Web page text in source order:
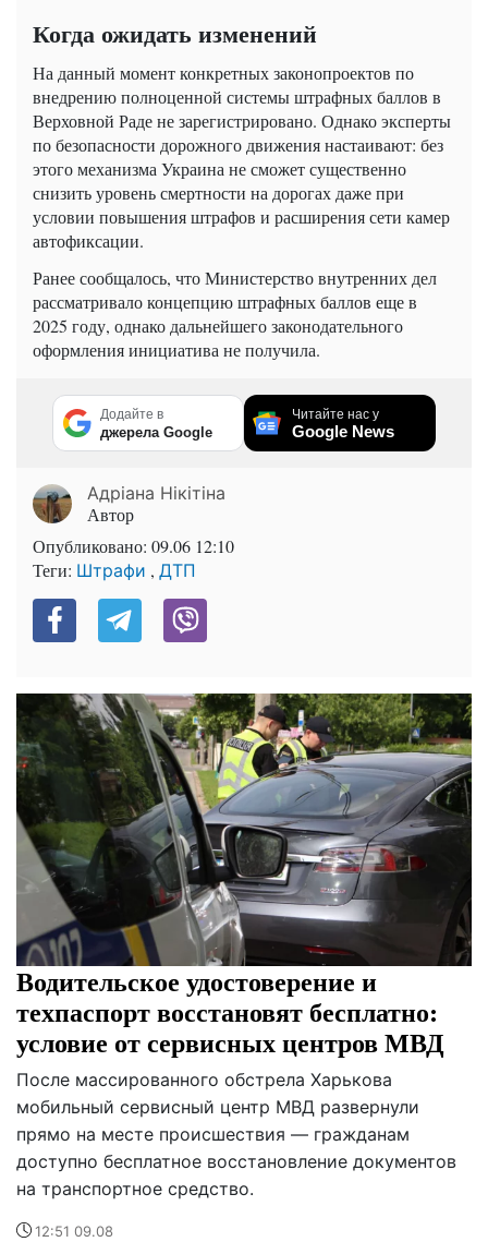
Когда ожидать изменений
На данный момент конкретных законопроектов по
внедрению полноценной системы штрафных баллов в
Верховной Раде не зарегистрировано. Однако эксперты
по безопасности дорожного движения настаивают: без
этого механизма Украина не сможет существенно
снизить уровень смертности на дорогах даже при
условии повышения штрафов и расширения сети камер
автофиксации.
Ранее сообщалось, что Министерство внутренних дел
рассматривало концепцию штрафных баллов еще в
2025 году, однако дальнейшего законодательного
оформления инициатива не получила.
Додайте в
джерела Google
Читайте нас у
Google News
Адріана Нікітіна
Автор
Опубликовано: 09.06 12:10
Теги: Штрафи , ДТП
Водительское удостоверение и
техпаспорт восстановят бесплатно:
условие от сервисных центров МВД
После массированного обстрела Харькова
мобильный сервисный центр МВД развернули
прямо на месте происшествия — гражданам
доступно бесплатное восстановление документов
на транспортное средство.
12:51 09.08